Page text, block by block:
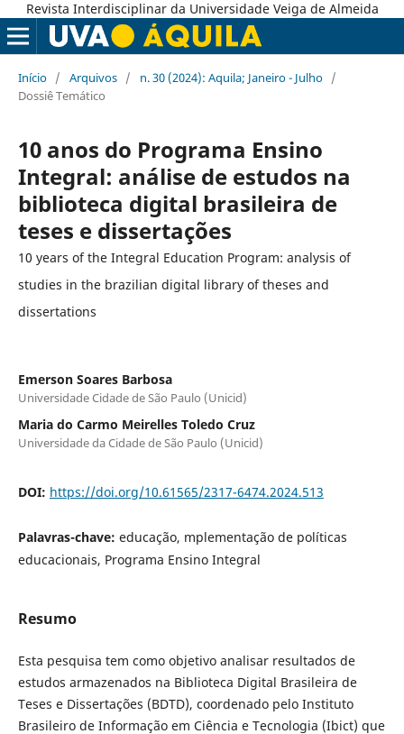
Revista Interdisciplinar da Universidade Veiga de Almeida
Início / Arquivos / n. 30 (2024): Aquila; Janeiro - Julho /
Dossiê Temático
10 anos do Programa Ensino
Integral: análise de estudos na
biblioteca digital brasileira de
teses e dissertações
10 years of the Integral Education Program: analysis of
studies in the brazilian digital library of theses and
dissertations
Emerson Soares Barbosa
Universidade Cidade de São Paulo (Unicid)
Maria do Carmo Meirelles Toledo Cruz
Universidade da Cidade de São Paulo (Unicid)
DOI: https://doi.org/10.61565/2317-6474.2024.513
Palavras-chave: educação, mplementação de políticas
educacionais, Programa Ensino Integral
Resumo
Esta pesquisa tem como objetivo analisar resultados de
estudos armazenados na Biblioteca Digital Brasileira de
Teses e Dissertações (BDTD), coordenado pelo Instituto
Brasileiro de Informação em Ciência e Tecnologia (Ibict) que